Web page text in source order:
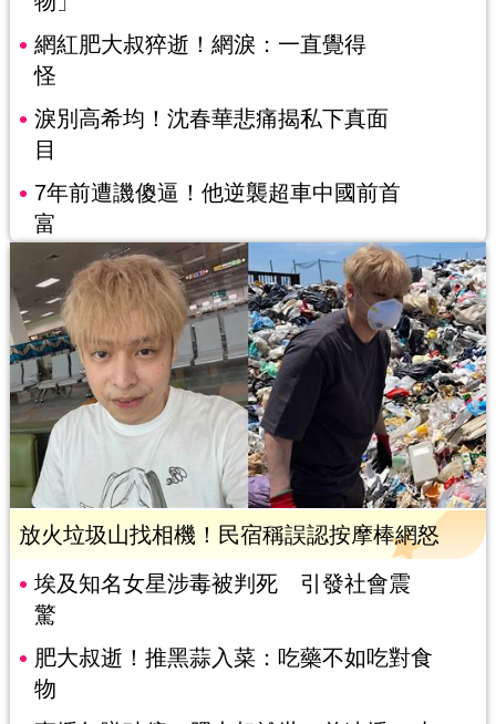
網紅肥大叔猝逝！網淚：一直覺得
怪
淚別高希均！沈春華悲痛揭私下真面
目
7年前遭譏傻逼！他逆襲超車中國前首
富
放火垃圾山找相機！民宿稱誤認按摩棒網怒
埃及知名女星涉毒被判死 引發社會震
驚
肥大叔逝！推黑蒜入菜：吃藥不如吃對食
物